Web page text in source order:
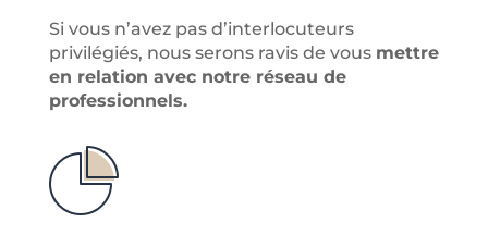
Si vous n’avez pas d ’interlocuteurs
privilégiés, nous serons ravis de vous mettre
en relation avec notre réseau de
professionnels.